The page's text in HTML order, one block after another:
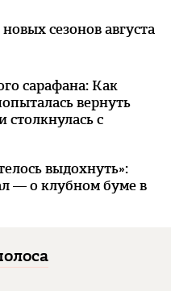
сезонов августа
сарафана: Как
вернуть
столкнулась с
выдохнуть»:
— о клубном буме в